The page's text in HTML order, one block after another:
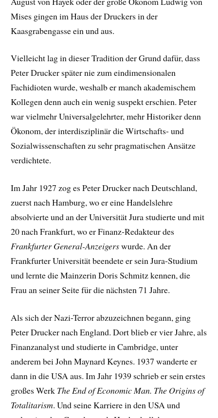
Mises gingen im Haus der Druckers in der
Kaasgrabengasse ein und aus.
Vielleicht lag in dieser Tradition der Grund dafür, dass
Peter Drucker später nie zum eindimensionalen
Fachidioten wurde, weshalb er manch akademischem
Kollegen denn auch ein wenig suspekt erschien. Peter
war vielmehr Universalgelehrter, mehr Historiker denn
Ökonom, der interdisziplinär die Wirtschafts- und
Sozialwissenschaften zu sehr pragmatischen Ansätze
verdichtete.
Im Jahr 1927 zog es Peter Drucker nach Deutschland,
zuerst nach Hamburg, wo er eine Handelslehre
absolvierte und an der Universität Jura studierte und mit
20 nach Frankfurt, wo er Finanz-Redakteur des
Frankfurter General-Anzeigerswurde. An der
Frankfurter Universität beendete er sein Jura-Studium
und lernte die Mainzerin Doris Schmitz kennen, die
Frau an seiner Seite für die nächsten 71 Jahre.
Als sich der Nazi-Terror abzuzeichnen begann, ging
Peter Drucker nach England. Dort blieb er vier Jahre, als
Finanzanalyst und studierte in Cambridge, unter
anderem bei John Maynard Keynes. 1937 wanderte er
dann in die USA aus. Im Jahr 1939 schrieb er sein erstes
großes Werk The End of Economic Man. The Origins of
Totalitarism. Und seine Karriere in den USA und